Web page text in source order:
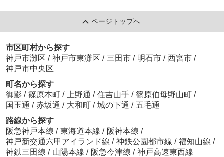
ページトップへ
市区町村から探す
神戸市灘区 / 神戸市東灘区 / 三田市 / 明石市 / 西宮市 /
神戸市中央区
町名から探す
御影 / 篠原本町 / 上野通 / 住吉山手 / 篠原伯母野山町 /
国玉通 / 赤坂通 / 大和町 / 城の下通 / 五毛通
路線から探す
阪急神戸本線 / 東海道本線 / 阪神本線 /
神戸新交通六甲アイランド線 / 神鉄公園都市線 / 福知山線 /
神鉄三田線 / 山陽本線 / 阪急今津線 / 神戸高速東西線